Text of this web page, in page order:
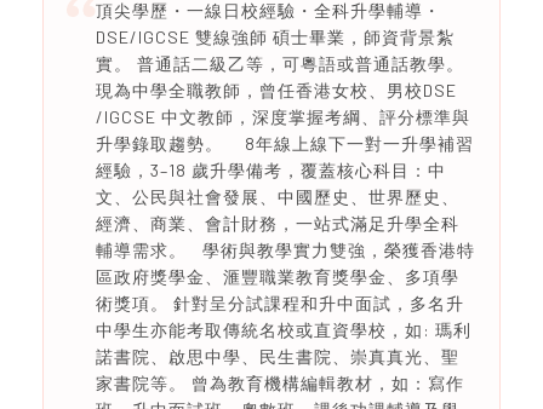
頂尖學歷・一線日校經驗・全科升學輔導・
DSE/IGCSE 雙線強師 碩士畢業，師資背景紮
實。 普通話二級乙等，可粵語或普通話教學。
現為中學全職教師，曾任香港女校、男校DSE
/IGCSE 中文教師，深度掌握考綱、評分標準與
升學錄取趨勢。 8年線上線下一對一升學補習
經驗，3–18 歲升學備考，覆蓋核心科目：中
文、公民與社會發展、中國歷史、世界歷史、
經濟、商業、會計財務，一站式滿足升學全科
輔導需求。 學術與教學實力雙強，榮獲香港特
區政府獎學金、滙豐職業教育獎學金、多項學
術獎項。 針對呈分試課程和升中面試，多名升
中學生亦能考取傳統名校或直資學校，如: 瑪利
諾書院、啟思中學、民生書院、崇真真光、聖
家書院等。 曾為教育機構編輯教材，如：寫作